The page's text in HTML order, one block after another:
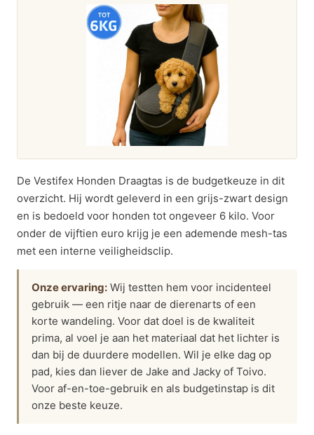
De Vestifex Honden Draagtas is de budgetkeuze in dit
overzicht. Hij wordt geleverd in een grijs-zwart design
en is bedoeld voor honden tot ongeveer 6 kilo. Voor
onder de vijftien euro krijg je een ademende mesh-tas
met een interne veiligheidsclip.
Onze ervaring: Wij testten hem voor incidenteel
gebruik — een ritje naar de dierenarts of een
korte wandeling. Voor dat doel is de kwaliteit
prima, al voel je aan het materiaal dat het lichter is
dan bij de duurdere modellen. Wil je elke dag op
pad, kies dan liever de Jake and Jacky of Toivo.
Voor af-en-toe-gebruik en als budgetinstap is dit
onze beste keuze.